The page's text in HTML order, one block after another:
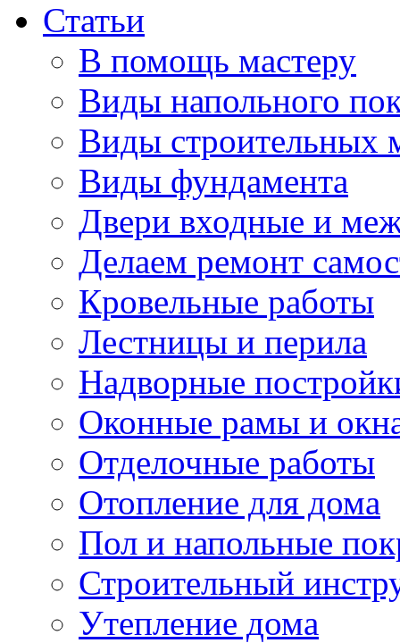
Статьи
В помощь мастеру
Виды напольного
Виды строительных
Виды фундамента
Двери входные и
Делаем ремонт
Кровельные работы
Лестницы и перила
Надворные
Оконные рамы и
Отделочные работы
Отопление для дома
Пол и напольные
Строительный
Утепление дома